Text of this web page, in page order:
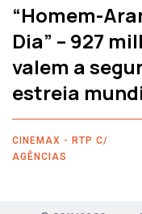
“Homem-
Dia” – 927
valem a
estreia
CINEMAX - RTP C/
AGÊNCIAS